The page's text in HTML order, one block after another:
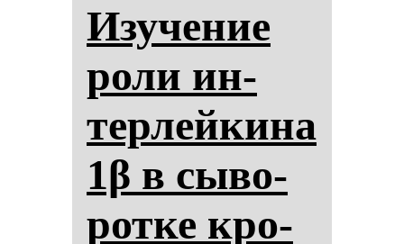
Изу­че­ние
ро­ли ин­
тер­лей­ки­на
1β в сы­во­
рот­ке кро­